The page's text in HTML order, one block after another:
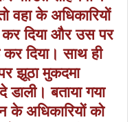
वहा के अधिकारियों
दिया और उस पर
दिया। साथ ही
झूठा मुकदमा
बताया गया
अधिकारियों को